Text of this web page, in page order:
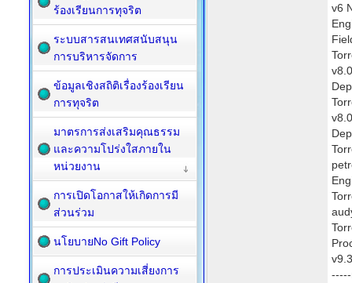
v6
ร้องเรียนการทุจริต
ระบบสารสนเทศสนับสนุน
การบริหารจัดการ
ข้อมูลเชิงสถิติเรื่องร้องเรียน
การทุจริต
มาตรการส่งเสริมคุณธรรม
และความโปร่งใสภายใน
หน่วยงาน
การเปิดโอกาสให้เกิดการมี
ส่วนร่วม
นโยบายNo Gift Policy
การประเมินความเสี่ยงการ